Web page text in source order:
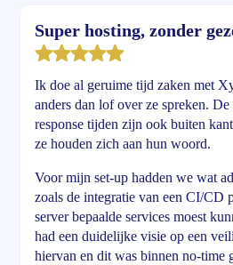
Super hosting, zonder
Ik doe al geruime tijd zaken met
anders dan lof over ze spreken.
response tijden zijn ook buiten
ze houden zich aan hun woord.
Voor mijn set-up hadden we wat
zoals de integratie van een CI/CD
server bepaalde services moest
had een duidelijke visie op een
hiervan en dit was binnen no-time